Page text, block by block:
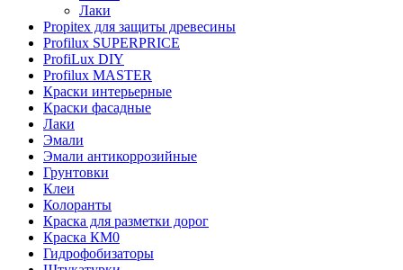
Лаки
Propitex для защиты древесины
Profilux SUPERPRICE
ProfiLux DIY
Profilux MASTER
Краски интерьерные
Краски фасадные
Лаки
Эмали
Эмали антикоррозийные
Грунтовки
Клеи
Колоранты
Краска для разметки дорог
Краска КМ0
Гидрофобизаторы